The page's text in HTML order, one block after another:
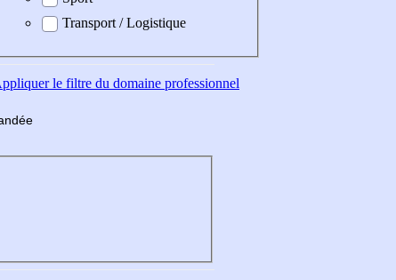
Transport / Logistique
le filtre du domaine professionnel